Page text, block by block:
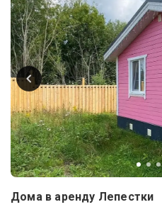
Дома в аренду Лепестки